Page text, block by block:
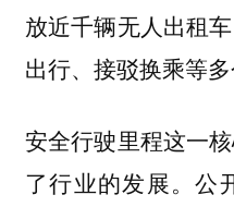
放近千辆无人出租
出行、接驳换乘等多
安全行驶里程这一
了行业的发展。公